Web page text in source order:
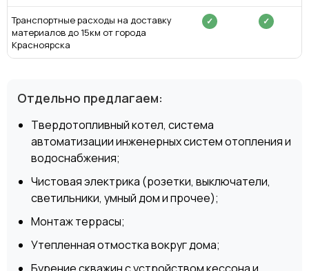
Транспортные расходы на доставку
материалов до 15км от города
Красноярска
✓ ✓
Отдельно предлагаем:
Твердотопливный котел, система
автоматизации инженерных систем отопления и
водоснабжения;
Чистовая электрика (розетки, выключатели,
светильники, умный дом и прочее);
Монтаж террасы;
Утепленная отмостка вокруг дома;
Бурение скважин с устройством кессона и